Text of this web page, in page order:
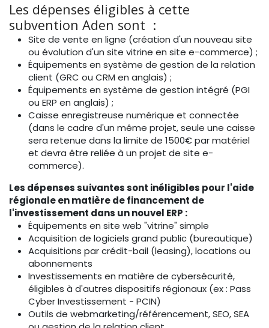
Les dépenses éligibles à cette
subvention Aden sont :
Site de vente en ligne (création d'un nouveau site
ou évolution d'un site vitrine en site e-commerce) ;
Équipements en système de gestion de la relation
client (GRC ou CRM en anglais) ;
Équipements en système de gestion intégré (PGI
ou ERP en anglais) ;
Caisse enregistreuse numérique et connectée
(dans le cadre d'un même projet, seule une caisse
sera retenue dans la limite de 1500€ par matériel
et devra être reliée à un projet de site e-
commerce).
Les dépenses suivantes sont inéligibles pour l'aide
régionale en matière de financement de
l'investissement dans un nouvel ERP :
Équipements en site web "vitrine" simple
Acquisition de logiciels grand public (bureautique)
Acquisitions par crédit-bail (leasing), locations ou
abonnements
Investissements en matière de cybersécurité,
éligibles à d'autres dispositifs régionaux (ex : Pass
Cyber Investissement - PCIN)
Outils de webmarketing/référencement, SEO, SEA